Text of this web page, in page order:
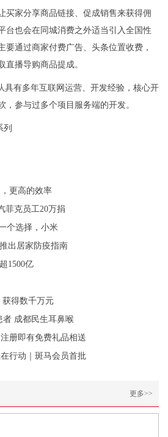
买家分享商品链接、促成销售来获得佣
台也会在同城消费之外适当引入全国性
要通过商家付费广告、头条位置收费，
直播导购商品提成。
具有多年互联网运营、开发经验，核心开
，参与过多个项目服务端的开发。
列
更高的效率
菲克员工20万捐
个选择，小米
出居家防疫指南
1500亿
获得数千万元
者 成都民生耳鼻喉
册即有免费礼品相送
行动｜斑马会员首批
更多>>